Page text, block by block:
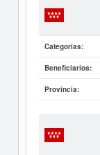
Categorías:
Beneficiarios:
Provincia: